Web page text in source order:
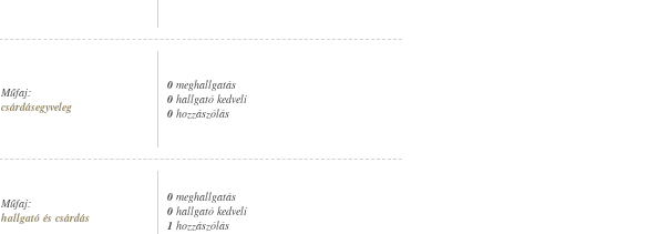
Műfaj:
csárdásegyveleg
0 meghallgatás
0 hallgató kedveli
0 hozzászólás
Műfaj:
hallgató és csárdás
0 meghallgatás
0 hallgató kedveli
1 hozzászólás